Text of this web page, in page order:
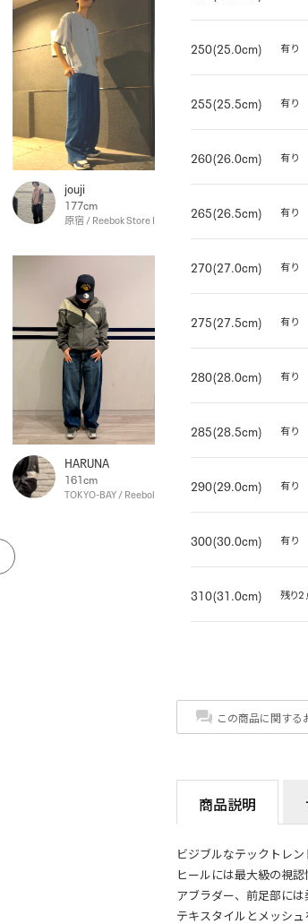
jouji
177cm
原宿 / Reebok Store Harajuku
HARUNA
161cm
TOKYO-BAY / Reebok Store TOKYO-BAY
250(25.0cm) 有り
255(25.5cm) 有り
260(26.0cm) 有り
265(26.5cm) 有り
270(27.0cm) 有り
275(27.5cm) 有り
280(28.0cm) 有り
285(28.5cm) 有り
290(29.0cm) 有り
300(30.0cm) 有り
310(31.0cm) 残り2
この商品に関する
商品説明
ビジブルなテックトレ
ヒールには最大級の視
アブラダー、前足部に
テキスタイルとメッシ